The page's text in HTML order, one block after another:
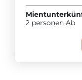
2 personen Ab